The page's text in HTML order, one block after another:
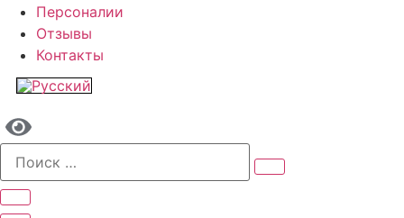
Персоналии
Отзывы
Контакты